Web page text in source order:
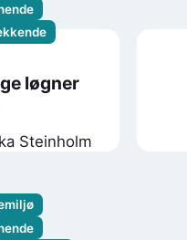
løgner
Steinholm